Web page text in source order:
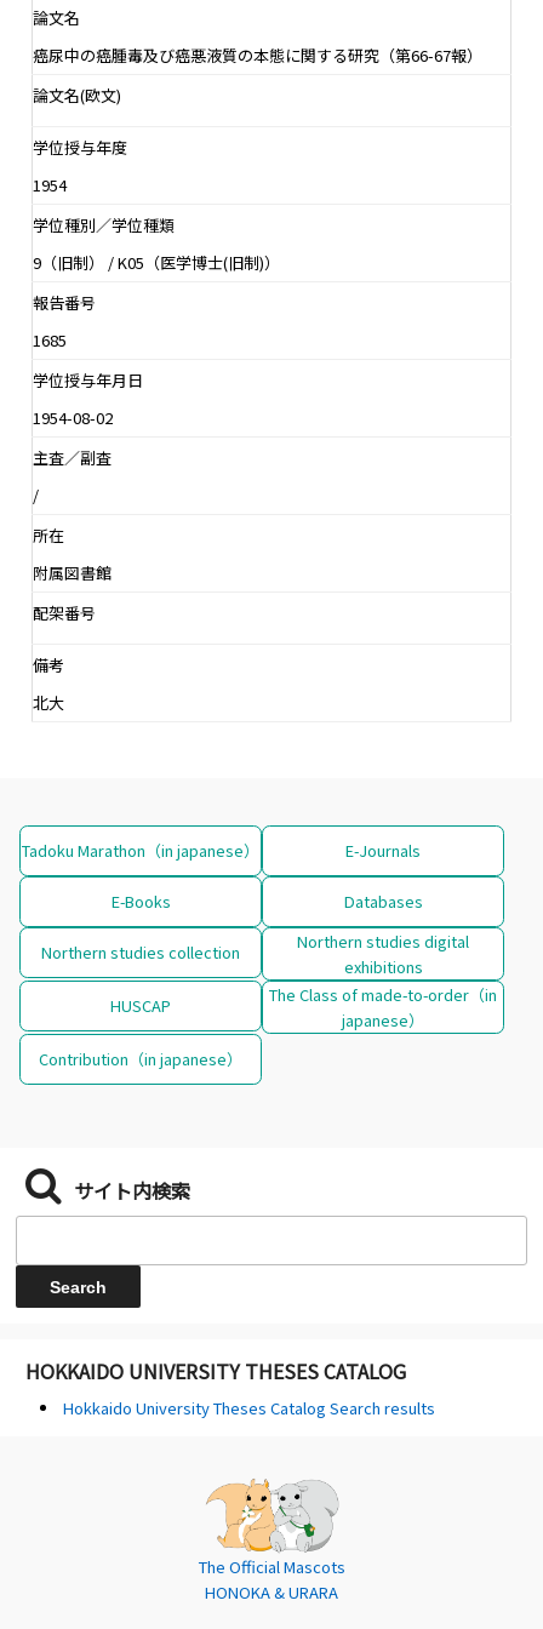
論文名
癌尿中の癌腫毒及び癌悪液質の本態に関する研究（第66-67報）
論文名(欧文)
学位授与年度
1954
学位種別／学位種類
9（旧制） / K05（医学博士(旧制)）
報告番号
1685
学位授与年月日
1954-08-02
主査／副査
/
所在
附属図書館
配架番号
備考
北大
Tadoku Marathon（in japanese） E-Journals
E-Books Databases
Northern studies collection
Northern studies digital
exhibitions
HUSCAP
The Class of made-to-order（in
japanese）
Contribution（in japanese）
サイト内検索
HOKKAIDO UNIVERSITY THESES CATALOG
Hokkaido University Theses Catalog Search results
The Official Mascots
HONOKA & URARA